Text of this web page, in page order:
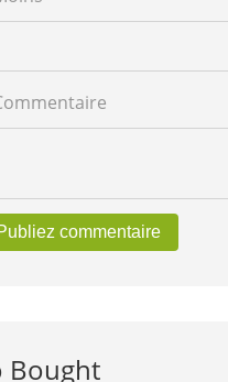
commentaire
Bought